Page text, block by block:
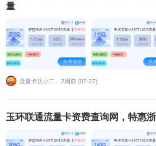
量
流量卡店小二 ⋅ 2周前 (07-27)
玉环联通流量卡资费查询网，特惠